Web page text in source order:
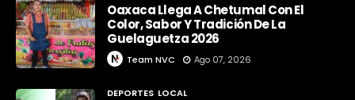
Oaxaca Llega A Chetumal Con El
Color, Sabor Y Tradición De La
Guelaguetza 2026
Team NVC Ago 07, 2026
DEPORTES LOCAL